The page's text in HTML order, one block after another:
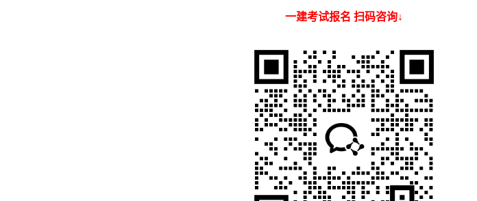
一建考试报名 扫码咨询↓